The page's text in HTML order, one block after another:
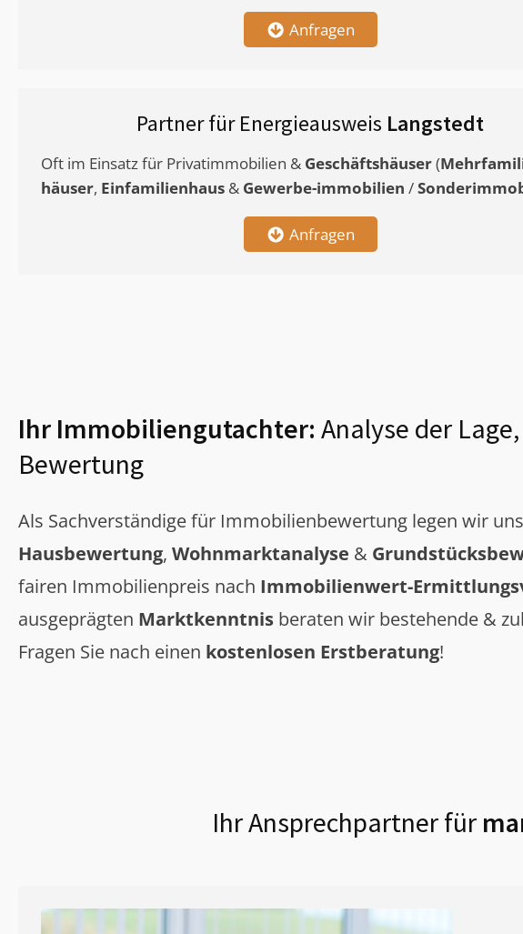
Anfragen
Partner für Energieausweis Langstedt
Oft im Einsatz für Privatimmobilien & Geschäftshäuser(
häuser, Einfamilienhaus & Gewerbe-immobilien /
Anfragen
Ihr Immobiliengutachter: Analyse der
Bewertung
Als Sachverständige für Immobilienbewertung legen wir
Hausbewertung, Wohnmarktanalyse &
fairen Immobilienpreis nach Immobilienwert-
ausgeprägten Marktkenntnis beraten wir bestehende &
Fragen Sie nach einen kostenlosen Erstberatung!
Ihr Ansprechpartner für